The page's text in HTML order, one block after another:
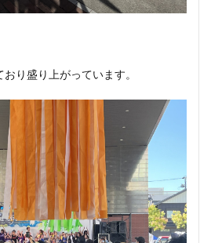
り盛り上がっています。